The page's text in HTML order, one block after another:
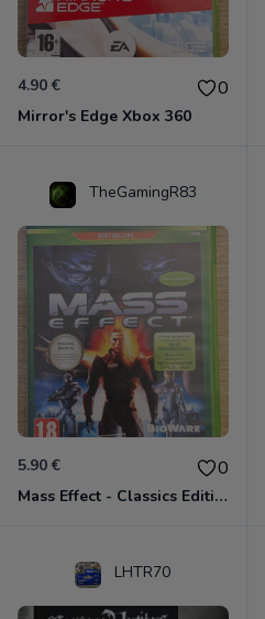
4.90 € 0
Mirror's Edge Xbox 360
TheGamingR83
5.90 € 0
Mass Effect - Classics Edition Xbox 360
LHTR70